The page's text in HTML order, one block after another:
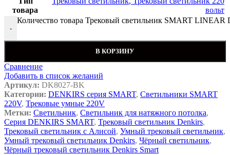
товара
вольт
-
Количество товара Трековый светильник SMART
В КОРЗИНУ
Сравнение
Добавить в список желаний
Артикул: DK8027-BK
Категории: DENKIRS серия SMART, Светильники SMART
220V, Трековые умные 220V
Метки: Светильник, Светильник для натяжного потолка,
Серия DENKIRS SMART, Трековый светильник Denkirs,
Трековый светильник с Алисой, Умный трековый светильник,
Умный трековый светильник Denkirs, Чёрный светильник,
Чёрный трековый светильник Denkirs Smart